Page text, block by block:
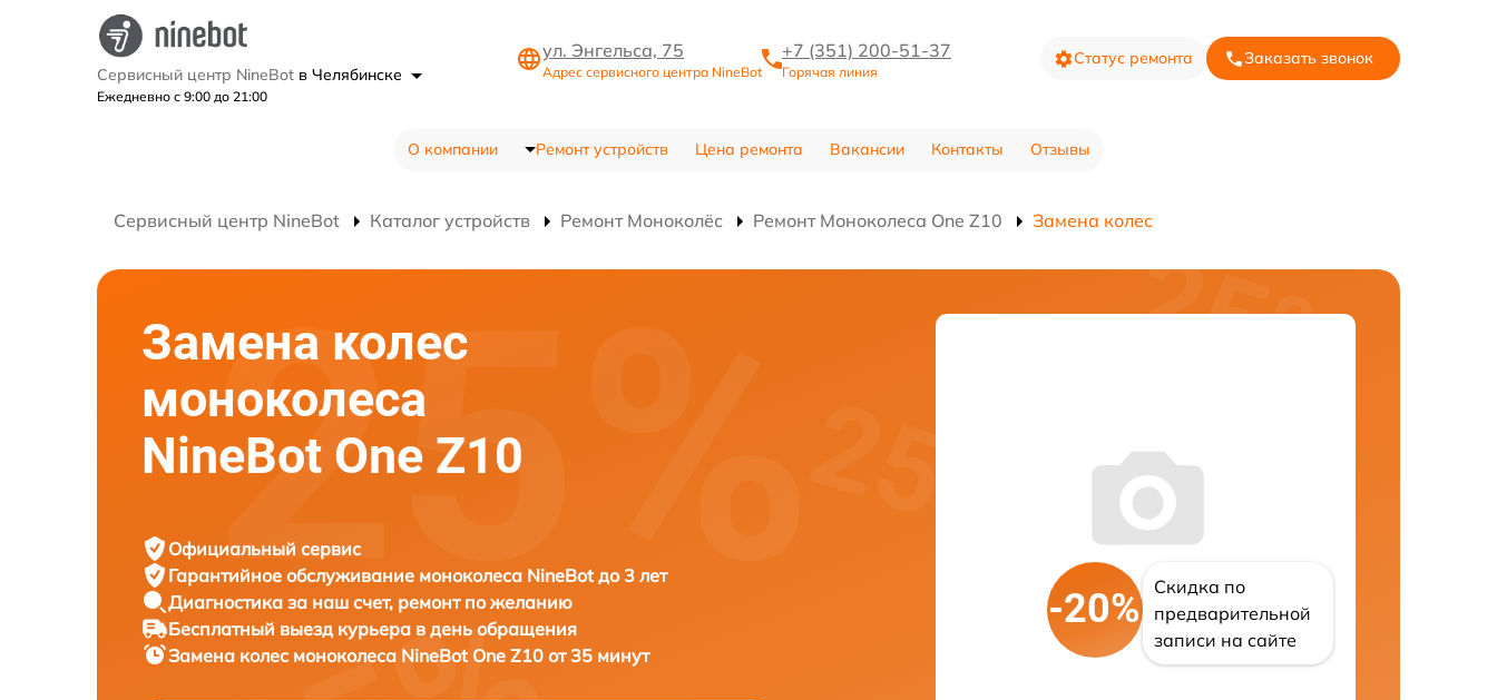
Сервисный центр NineBot в Челябинске
Ежедневно с 9:00 до 21:00
ул. Энгельса, 75
Адрес сервисного центра NineBot
+7 (351) 200-51-37
Горячая линия
Статус ремонта Заказать звонок
О компании Ремонт устройств Цена ремонта Вакансии Контакты Отзывы
Сервисный центр NineBot Каталог устройств Ремонт Моноколёс Ремонт Моноколеса One Z10 Замена колес
Замена колес
моноколеса
NineBot One Z10
Официальный сервис
Гарантийное обслуживание моноколеса NineBot до 3 лет
Диагностика за наш счет, ремонт по желанию
Бесплатный выезд курьера в день обращения
Замена колес моноколеса NineBot One Z10 от 35 минут
-20%
Скидка по
предварительной
записи на сайте